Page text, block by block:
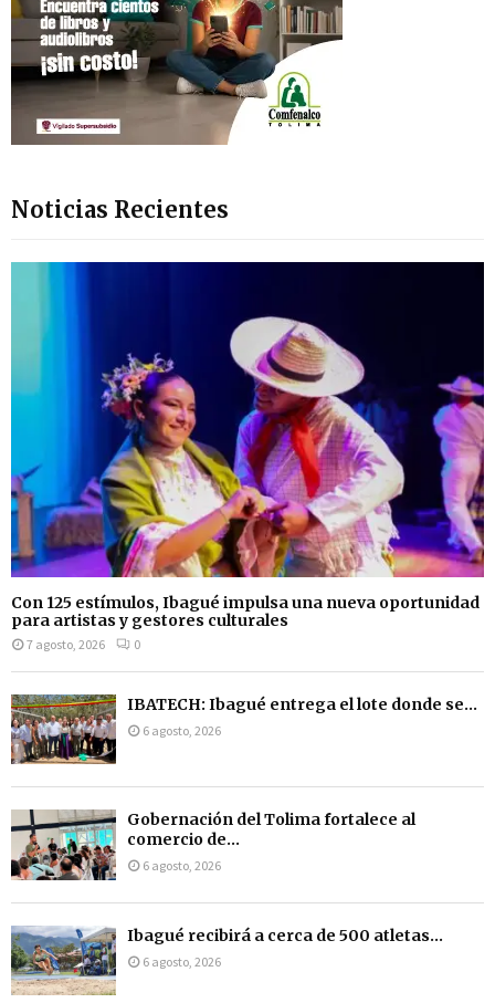
Noticias Recientes
Con 125 estímulos, Ibagué impulsa una nueva oportunidad
para artistas y gestores culturales
7 agosto, 2026 0
IBATECH: Ibagué entrega el lote donde se...
6 agosto, 2026
Gobernación del Tolima fortalece al
comercio de...
6 agosto, 2026
Ibagué recibirá a cerca de 500 atletas...
6 agosto, 2026